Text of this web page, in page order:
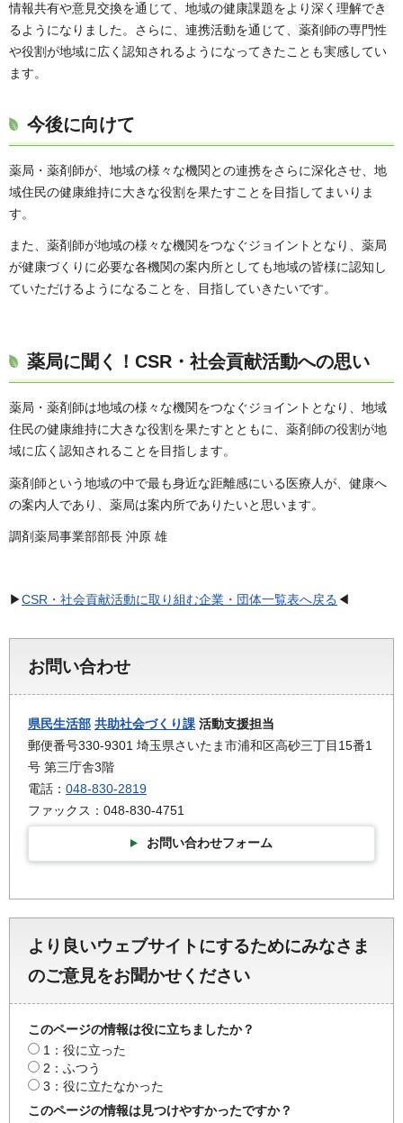
情報共有や意見交換を通じて、地域の健康課題をより深く理解でき
るようになりました。さらに、連携活動を通じて、薬剤師の専門性
や役割が地域に広く認知されるようになってきたことも実感してい
ます。
今後に向けて
薬局・薬剤師が、地域の様々な機関との連携をさらに深化させ、地
域住民の健康維持に大きな役割を果たすことを目指してまいりま
す。
また、薬剤師が地域の様々な機関をつなぐジョイントとなり、薬局
が健康づくりに必要な各機関の案内所としても地域の皆様に認知し
ていただけるようになることを、目指していきたいです。
薬局に聞く！CSR・社会貢献活動への思い
薬局・薬剤師は地域の様々な機関をつなぐジョイントとなり、地域
住民の健康維持に大きな役割を果たすとともに、薬剤師の役割が地
域に広く認知されることを目指します。
薬剤師という地域の中で最も身近な距離感にいる医療人が、健康へ
の案内人であり、薬局は案内所でありたいと思います。
調剤薬局事業部部長 沖原 雄
▶CSR・社会貢献活動に取り組む企業・団体一覧表へ戻る ◀
お問い合わせ
県民生活部 共助社会づくり課 活動支援担当
郵便番号330-9301 埼玉県さいたま市浦和区高砂三丁目15番1
号 第三庁舎3階
電話： 048-830-2819
ファックス：048-830-4751
お問い合わせフォーム
より良いウェブサイトにするためにみなさま
のご意見をお聞かせください
このページの情報は役に立ちましたか？
1：役に立った
2：ふつう
3：役に立たなかった
このページの情報は見つけやすかったですか？